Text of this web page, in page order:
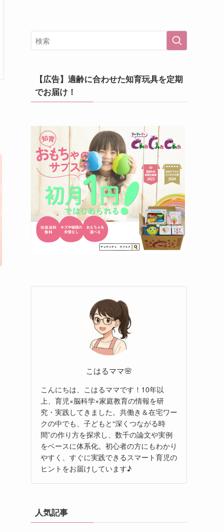
【広告】適齢に合わせた知育玩具を定期
でお届け！
こはるママ🌸
こんにちは、こはるママです！10年以
上、育児×脳科学×家庭教育の情報を研
究・実践してきました。共働き＆在宅ワー
クの中でも、子どもと“深くつながる時
間”の作り方を探求し、数千の論文や実例
をベースに体系化。初心者の方にもわかり
やすく、すぐに実践できるスマート育児の
ヒントをお届けしています♪
人気記事